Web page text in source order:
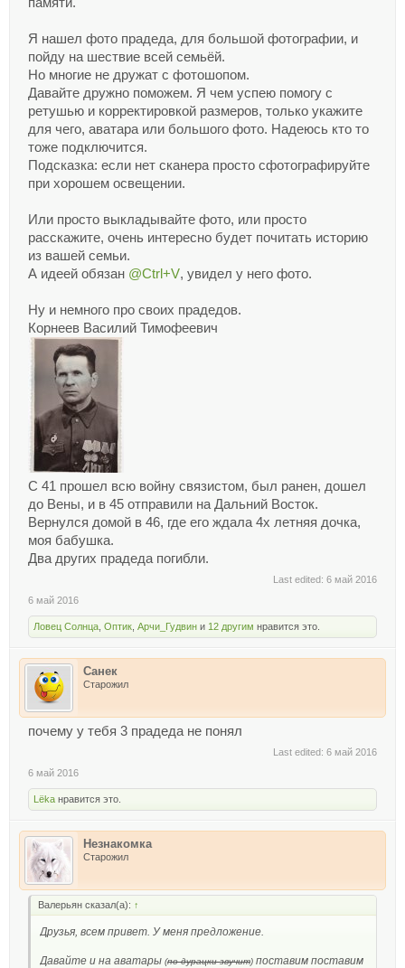
Я нашел фото прадеда, для большой фотографии, и
пойду на шествие всей семьёй.
Но многие не дружат с фотошопом.
Давайте дружно поможем. Я чем успею помогу с
ретушью и корректировкой размеров, только укажите
для чего, аватара или большого фото. Надеюсь кто то
тоже подключится.
Подсказка: если нет сканера просто сфотографируйте
при хорошем освещении.
Или просто выкладывайте фото, или просто
расскажите, очень интересно будет почитать историю
из вашей семьи.
А идеей обязан @Ctrl+V, увидел у него фото.
Ну и немного про своих прадедов.
Корнеев Василий Тимофеевич
С 41 прошел всю войну связистом, был ранен, дошел
до Вены, и в 45 отправили на Дальний Восток.
Вернулся домой в 46, где его ждала 4х летняя дочка,
моя бабушка.
Два других прадеда погибли.
Last edited: 6 май 2016
6 май 2016
Ловец Солнца Оптик Арчи_Гудвин и 12 другим нравится это.
Санек
Старожил
почему у тебя 3 прадеда не понял
Last edited: 6 май 2016
6 май 2016
Lёka нравится это.
Незнакомка
Старожил
Валерьян сказал(а): ↑
Друзья, всем привет. У меня предложение.
Давайте и на аватары (по дурацки звучит) поставим поставим